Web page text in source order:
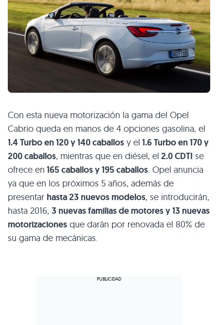
Con esta nueva motorización la gama del Opel
Cabrio queda en manos de 4 opciones gasolina, el
1.4 Turbo en 120 y 140 caballos y el 1.6 Turbo en 170 y
200 caballos, mientras que en diésel, el 2.0CDTI se
ofrece en 165 caballos y 195 caballos. Opel anuncia
ya que en los próximos 5 años, además de
presentar hasta 23 nuevos modelos, se introducirán,
hasta 2016, 3 nuevas familias de motores y 13 nuevas
motorizaciones que darán por renovada el 80% de
su gama de mecánicas.